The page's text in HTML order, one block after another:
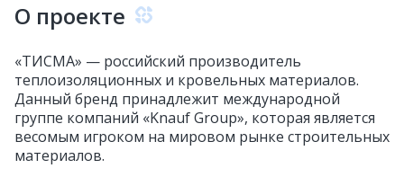
О проекте
«ТИСМА» — российский производитель
теплоизоляционных и кровельных материалов.
Данный бренд принадлежит международной
группе компаний «Knauf Group», которая является
весомым игроком на мировом рынке строительных
материалов.